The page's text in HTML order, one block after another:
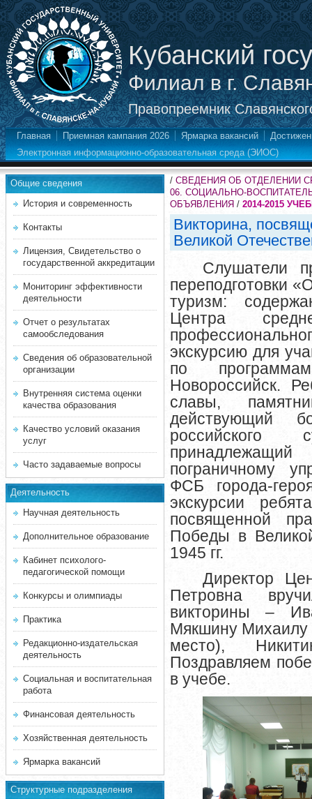
Кубанский
Филиал в г.
Правопреемник
Главная Приемная кампания 2026 Ярмарка вакансий
Электронная информационно-образовательная среда (ЭИОС)
Общие сведения
История и современность
Контакты
Лицензия, Свидетельство о
государственной аккредитации
Мониторинг эффективности
деятельности
Отчет о результатах
самообследования
Сведения об образовательной
организации
Внутренняя система оценки
качества образования
Качество условий оказания
услуг
Часто задаваемые вопросы
Деятельность
Научная деятельность
Дополнительное образование
Кабинет психолого-
педагогической помощи
Конкурсы и олимпиады
Практика
Редакционно-издательская
деятельность
Социальная и воспитательная
работа
Финансовая деятельность
Хозяйственная деятельность
Ярмарка вакансий
Структурные подразделения
/ СВЕДЕНИЯ ОБ ОТДЕЛЕНИИ
06. СОЦИАЛЬНО-
ОБЪЯВЛЕНИЯ / 2014-2015
Викторина,
Великой
Cлушатели
переподготовки
туризм:
Центра
экскурсию для
по
Новороссийск.
славы,
действующий
российского
пограничному
ФСБ
города-
экскурсии
посвященной
Победы в
1945 гг.
Директор
Петровна
викторины –
Мякшину Михаилу
место),
Поздравляем
в учебе.